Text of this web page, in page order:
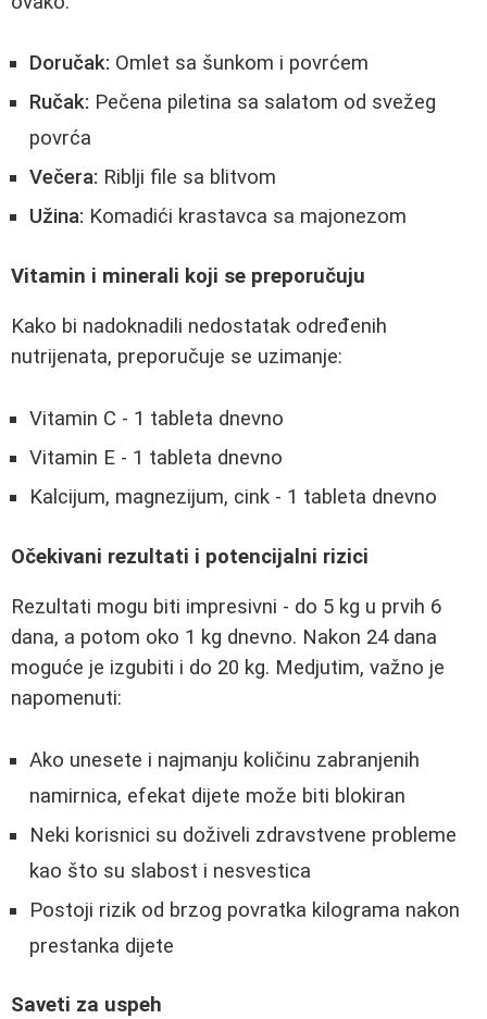
Doručak: Omlet sa šunkom i povrćem
Ručak: Pečena piletina sa salatom od svežeg
povrća
Večera: Riblji file sa blitvom
Užina: Komadići krastavca sa majonezom
Vitamin i minerali koji se preporučuju
Kako bi nadoknadili nedostatak određenih
nutrijenata, preporučuje se uzimanje:
Vitamin C - 1 tableta dnevno
Vitamin E - 1 tableta dnevno
Kalcijum, magnezijum, cink - 1 tableta dnevno
Očekivani rezultati i potencijalni rizici
Rezultati mogu biti impresivni - do 5 kg u prvih 6
dana, a potom oko 1 kg dnevno. Nakon 24 dana
moguće je izgubiti i do 20 kg. Medjutim, važno je
napomenuti:
Ako unesete i najmanju količinu zabranjenih
namirnica, efekat dijete može biti blokiran
Neki korisnici su doživeli zdravstvene probleme
kao što su slabost i nesvestica
Postoji rizik od brzog povratka kilograma nakon
prestanka dijete
Saveti za uspeh